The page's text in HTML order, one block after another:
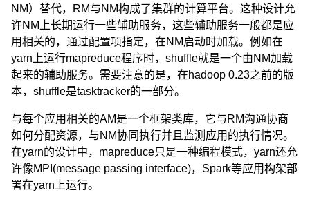
NM）替代，RM与NM构成了集群的计算平台。这种设计允
许NM上长期运行一些辅助服务，这些辅助服务一般都是应
用相关的，通过配置项指定，在NM启动时加载。例如在
yarn上运行mapreduce程序时，shuffle就是一个由NM加载
起来的辅助服务。需要注意的是，在hadoop 0.23之前的版
本，shuffle是tasktracker的一部分。
与每个应用相关的AM是一个框架类库，它与RM沟通协商
如何分配资源，与NM协同执行并且监测应用的执行情况。
在yarn的设计中，mapreduce只是一种编程模式，yarn还允
许像MPI(message passing interface)，Spark等应用构架部
署在yarn上运行。